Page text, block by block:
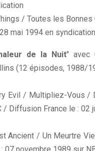
/ Toutes les
mai 1994 en syndication
de la Nuit" avec
(12 épisodes, 1988/
Evil / Multipliez-Vous /
/ Diffusion France le : 02
Ancient / Un Meurtre